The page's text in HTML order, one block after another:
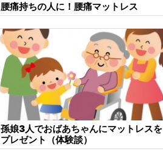
腰痛持ちの人に！腰痛マットレス
孫娘3人でおばあちゃんにマットレスを
プレゼント（体験談）